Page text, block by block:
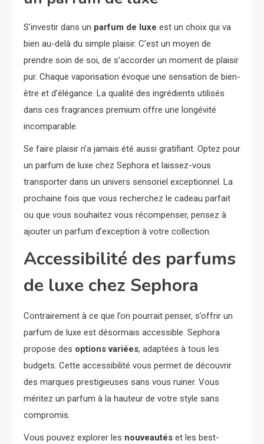
S’investir dans un parfum de luxe est un choix qui va
bien au-delà du simple plaisir. C’est un moyen de
prendre soin de soi, de s’accorder un moment de plaisir
pur. Chaque vaporisation évoque une sensation de bien-
être et d’élégance. La qualité des ingrédients utilisés
dans ces fragrances premium offre une longévité
incomparable.
Se faire plaisir n’a jamais été aussi gratifiant. Optez pour
un parfum de luxe chez Sephora et laissez-vous
transporter dans un univers sensoriel exceptionnel. La
prochaine fois que vous recherchez le cadeau parfait
ou que vous souhaitez vous récompenser, pensez à
ajouter un parfum d’exception à votre collection.
Accessibilité des parfums
de luxe chez Sephora
Contrairement à ce que l’on pourrait penser, s’offrir un
parfum de luxe est désormais accessible. Sephora
propose des options variées, adaptées à tous les
budgets. Cette accessibilité vous permet de découvrir
des marques prestigieuses sans vous ruiner. Vous
méritez un parfum à la hauteur de votre style sans
compromis.
Vous pouvez explorer les nouveautés et les best-